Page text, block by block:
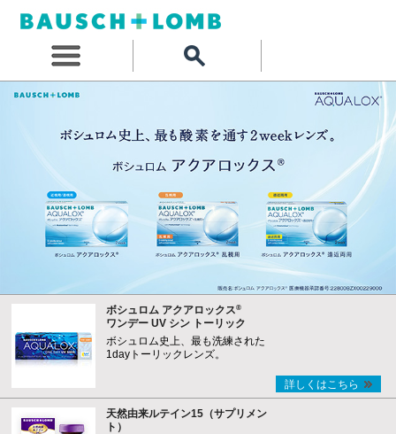
ボシュロム アクアロックス®
ワンデー UV シン トーリック
ボシュロム史上、最も洗練された
1dayトーリックレンズ。
詳しくはこちら
天然由来ルテイン15（サプリメン
ト）